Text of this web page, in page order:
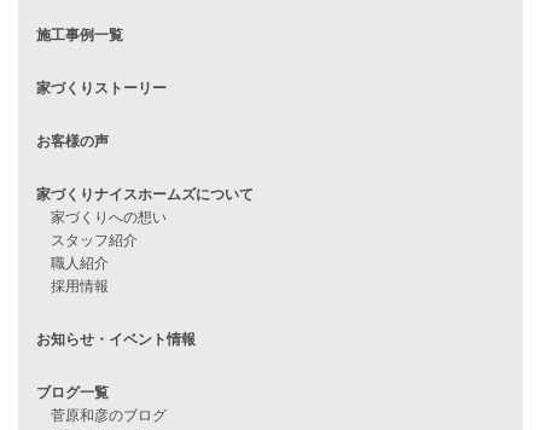
自由設計注文住宅
Smart2030
シンプルな平屋
家づくりナイスホームズの家づくり
エコハウス
耐震性能
家づくりの流れ
アフターメンテナンス
二世帯住宅をお考えの方へ
リフォームをお考えの方へ